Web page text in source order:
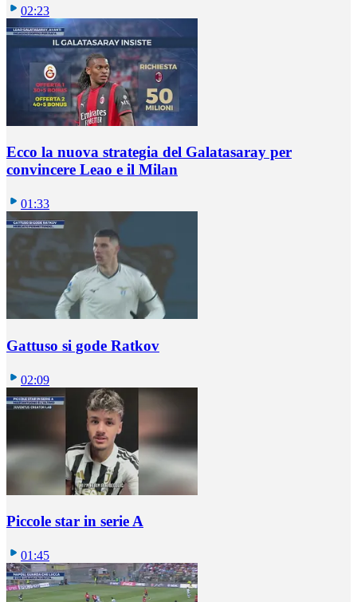
02:23
Ecco la nuova strategia del Galatasaray per
convincere Leao e il Milan
01:33
Gattuso si gode Ratkov
02:09
Piccole star in serie A
01:45